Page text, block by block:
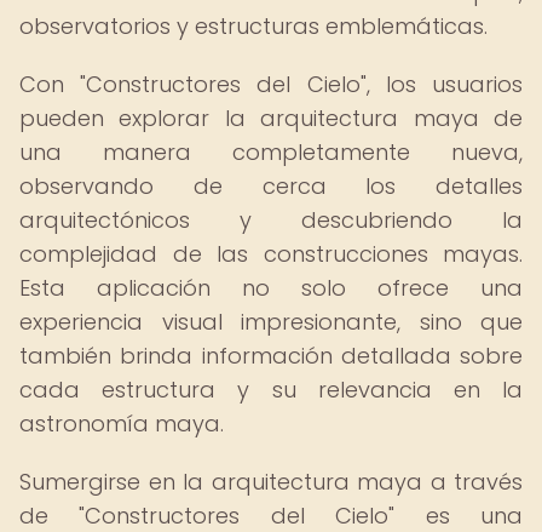
observatorios y estructuras emblemáticas.
Con "Constructores del Cielo", los usuarios
pueden explorar la arquitectura maya de
una manera completamente nueva,
observando de cerca los detalles
arquitectónicos y descubriendo la
complejidad de las construcciones mayas.
Esta aplicación no solo ofrece una
experiencia visual impresionante, sino que
también brinda información detallada sobre
cada estructura y su relevancia en la
astronomía maya.
Sumergirse en la arquitectura maya a través
de "Constructores del Cielo" es una